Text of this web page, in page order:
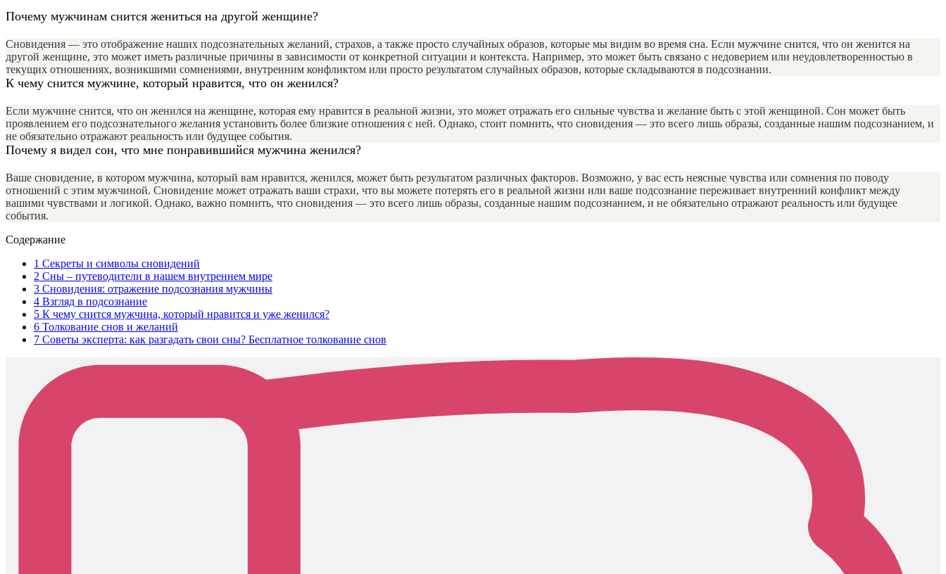
Почему мужчинам снится жениться на другой женщине?
Сновидения — это отображение наших подсознательных желаний, страхов, а также просто случайных образов, которые мы видим во время сна. Если мужчине снится, что он женится на
другой женщине, это может иметь различные причины в зависимости от конкретной ситуации и контекста. Например, это может быть связано с недоверием или неудовлетворенностью в
текущих отношениях, возникшими сомнениями, внутренним конфликтом или просто результатом случайных образов, которые складываются в подсознании.
К чему снится мужчине, который нравится, что он женился?
Если мужчине снится, что он женился на женщине, которая ему нравится в реальной жизни, это может отражать его сильные чувства и желание быть с этой женщиной. Сон может быть
проявлением его подсознательного желания установить более близкие отношения с ней. Однако, стоит помнить, что сновидения — это всего лишь образы, созданные нашим подсознанием, и
не обязательно отражают реальность или будущее события.
Почему я видел сон, что мне понравившийся мужчина женился?
Ваше сновидение, в котором мужчина, который вам нравится, женился, может быть результатом различных факторов. Возможно, у вас есть неясные чувства или сомнения по поводу
отношений с этим мужчиной. Сновидение может отражать ваши страхи, что вы можете потерять его в реальной жизни или ваше подсознание переживает внутренний конфликт между
вашими чувствами и логикой. Однако, важно помнить, что сновидения — это всего лишь образы, созданные нашим подсознанием, и не обязательно отражают реальность или будущее
события.
Содержание
1 Секреты и символы сновидений
2 Сны – путеводители в нашем внутреннем мире
3 Сновидения: отражение подсознания мужчины
4 Взгляд в подсознание
5 К чему снится мужчина, который нравится и уже женился?
6 Толкование снов и желаний
7 Советы эксперта: как разгадать свои сны? Бесплатное толкование снов